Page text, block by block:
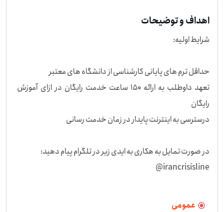
اهداف و توضیحات
تعهد داوطلب به ارائه 150 ساعت خدمت رایگان در ازای آموزش
irancrisisline@
عمومی